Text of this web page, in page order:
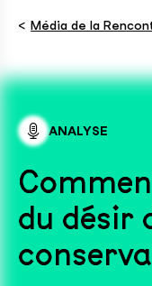
< Média de la
ANALYSE
du désir